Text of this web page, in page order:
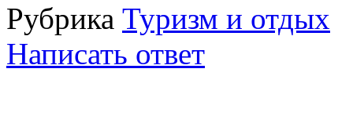
Рубрика Туризм и отдых
Написать ответ